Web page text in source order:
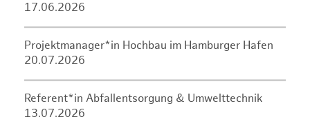
17.06.2026
Projektmanager*in Hochbau im Hamburger Hafen
20.07.2026
Referent*in Abfallentsorgung & Umwelttechnik
13.07.2026